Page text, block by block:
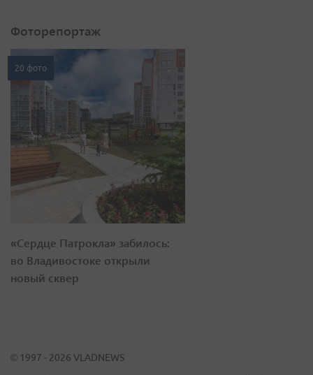
Фоторепортаж
20 фото
«Сердце Патрокла» забилось:
во Владивостоке открыли
новый сквер
© 1997 - 2026 VLADNEWS